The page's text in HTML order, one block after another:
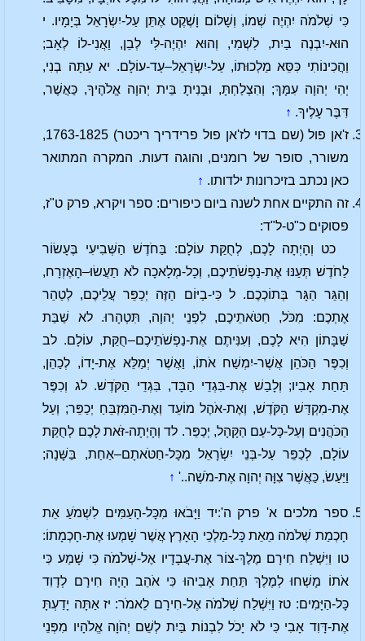
כִּי שְׁלֹמֹה יִהְיֶה שְׁמוֹ, וְשָׁלוֹם וָשֶׁקֶט אֶתֵּן עַל-יִשְׂרָאֵל בְּיָמָיו. י
הוּא-יִבְנֶה בַיִת, לִשְׁמִי, וְהוּא יִהְיֶה-לִּי לְבֵן, וַאֲנִי-לוֹ לְאָב;
וַהֲכִינוֹתִי כִּסֵּא מַלְכוּתוֹ, עַל-יִשְׂרָאֵל–עַד-עוֹלָם. יא עַתָּה בְנִי,
יְהִי יְהוָה עִמָּךְ; וְהִצְלַחְתָּ, וּבָנִיתָ בֵּית יְהוָה אֱלֹהֶיךָ, כַּאֲשֶׁר,
דִּבֶּר עָלֶיךָ. ↑
ז'אן פול (שם בדוי לז'אן פול פרידריך ריכטר) 1763-1825,
משורר, סופר של רומנים, והוגה דעות. המקרה המתואר
כאן נכתב בזיכרונות ילדותו. ↑
זה התקיים אחת לשנה ביום כיפורים: ספר ויקרא, פרק ט"ז,
פסוקים כ"ט-ל"ד:
כט וְהָיְתָה לָכֶם, לְחֻקַּת עוֹלָם: בַּחֹדֶשׁ הַשְּׁבִיעִי בֶּעָשׂוֹר
לַחֹדֶשׁ תְּעַנּוּ אֶת-נַפְשֹׁתֵיכֶם, וְכָל-מְלָאכָה לֹא תַעֲשׂוּ–הָאֶזְרָח,
וְהַגֵּר הַגָּר בְּתוֹכְכֶם. ל כִּי-בַיּוֹם הַזֶּה יְכַפֵּר עֲלֵיכֶם, לְטַהֵר
אֶתְכֶם: מִכֹּל, חַטֹּאתֵיכֶם, לִפְנֵי יְהוָה, תִּטְהָרוּ. לא שַׁבַּת
שַׁבָּתוֹן הִיא לָכֶם, וְעִנִּיתֶם אֶת-נַפְשֹׁתֵיכֶם–חֻקַּת, עוֹלָם. לב
וְכִפֶּר הַכֹּהֵן אֲשֶׁר-יִמְשַׁח אֹתוֹ, וַאֲשֶׁר יְמַלֵּא אֶת-יָדוֹ, לְכַהֵן,
תַּחַת אָבִיו; וְלָבַשׁ אֶת-בִּגְדֵי הַבָּד, בִּגְדֵי הַקֹּדֶשׁ. לג וְכִפֶּר
אֶת-מִקְדַּשׁ הַקֹּדֶשׁ, וְאֶת-אֹהֶל מוֹעֵד וְאֶת-הַמִּזְבֵּחַ יְכַפֵּר; וְעַל
הַכֹּהֲנִים וְעַל-כָּל-עַם הַקָּהָל, יְכַפֵּר. לד וְהָיְתָה-זֹּאת לָכֶם לְחֻקַּת
עוֹלָם, לְכַפֵּר עַל-בְּנֵי יִשְׂרָאֵל מִכָּל-חַטֹּאתָם–אַחַת, בַּשָּׁנָה;
וַיַּעַשׂ, כַּאֲשֶׁר צִוָּה יְהוָה אֶת-מֹשֶׁה..' ↑
ספר מלכים א' פרק ה':יד וַיָּבֹאוּ מִכָּל-הָעַמִּים לִשְׁמֹעַ אֵת
חָכְמַת שְׁלֹמֹה מֵאֵת כָּל-מַלְכֵי הָאָרֶץ אֲשֶׁר שָׁמְעוּ אֶת-חָכְמָתוֹ:
טו וַיִּשְׁלַח חִירָם מֶלֶךְ-צוֹר אֶת-עֲבָדָיו אֶל-שְׁלֹמֹה כִּי שָׁמַע כִּי
אֹתוֹ מָשְׁחוּ לְמֶלֶךְ תַּחַת אָבִיהוּ כִּי אֹהֵב הָיָה חִירָם לְדָוִד
כָּל-הַיָּמִים: טז וַיִּשְׁלַח שְׁלֹמֹה אֶל-חִירָם לֵאמֹר: יז אַתָּה יָדַעְתָּ
אֶת-דָּוִד אָבִי כִּי לֹא יָכֹל לִבְנוֹת בַּיִת לְשֵׁם יְהֹוָה אֱלֹהָיו מִפְּנֵי